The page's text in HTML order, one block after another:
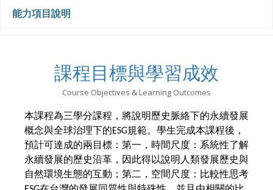
能力項目說明
課程目標與學習成效
Course Objectives & Learning Outcomes
本課程為三學分課程，將說明歷史脈絡下的永續發展
概念與全球治理下的ESG規範。學生完成本課程後，
預計可達成的兩目標：第一，時間尺度： 系統性了解
永續發展的歷史沿革 ，因此得以說明人類發展歷史與
自然環境生態的互動 ；第二， 空間尺度： 比較性思考